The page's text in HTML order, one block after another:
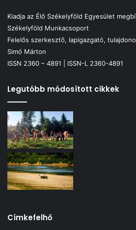
Kiadja az Élő Székelyföld Egyesület
Székelyföld Munkacsoport
Felelős szerkesztő, lapigazgató,
Simó Márton
ISSN 2360 – 4891 | ISSN-L 2360-4891
Legutóbb módosított cikkek
Címkefelhő